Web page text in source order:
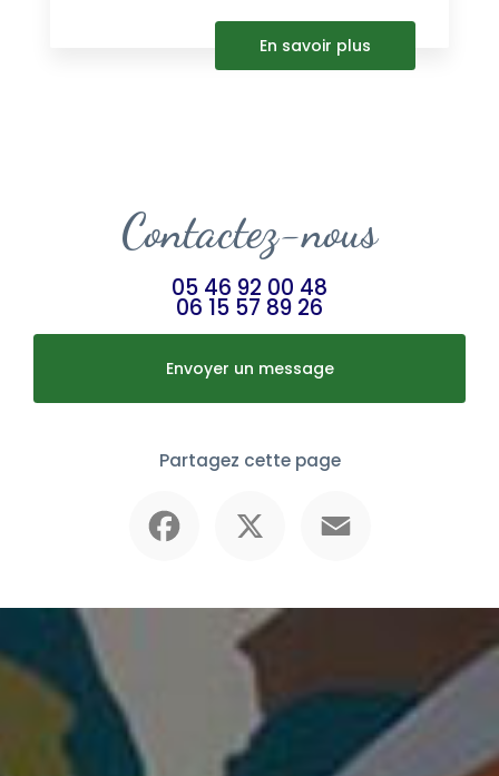
En savoir plus
Contactez-nous
05 46 92 00 48
06 15 57 89 26
Envoyer un message
Partagez cette page